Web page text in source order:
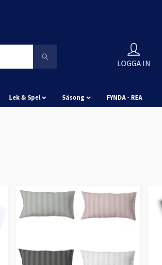
LOGGA IN
Lek & Spel Säsong FYNDA - REA